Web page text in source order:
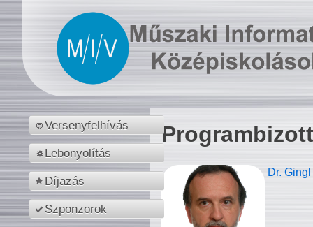
Versenyfelhívás
Lebonyolítás
Díjazás
Szponzorok
Dr.